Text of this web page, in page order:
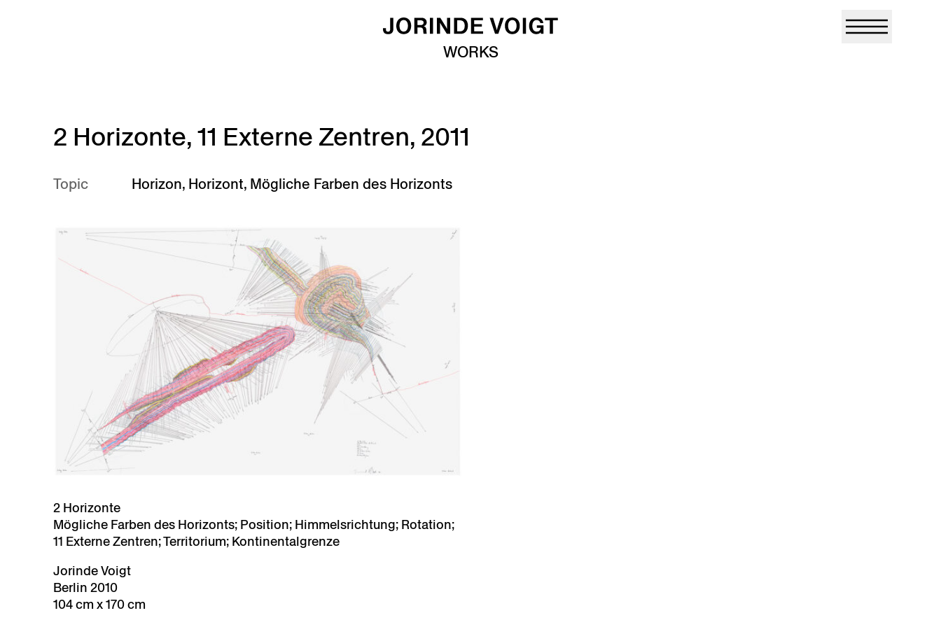
WORKS
2 Horizonte, 11 Externe Zentren, 2011
Topic Horizon, Horizont, Mögliche Farben des Horizonts
2 Horizonte
Mögliche Farben des Horizonts; Position; Himmelsrichtung; Rotation;
11 Externe Zentren; Territorium; Kontinentalgrenze
Jorinde Voigt
Berlin 2010
104 cm x 170 cm